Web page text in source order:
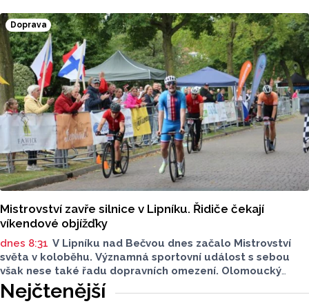
miliony. Policisté radí, abyste si nabídky investic pečlivě
zkontrolovali.
Doprava
Mistrovství zavře silnice v Lipníku. Řidiče čekají
víkendové objížďky
dnes 8:31 V Lipníku nad Bečvou dnes začalo Mistrovství
světa v koloběhu. Významná sportovní událost s sebou
však nese také řadu dopravních omezení. Olomoucký
Report má pro vás stručný přehled. Na kterých místech
si dát pozor?
Nejčtenější